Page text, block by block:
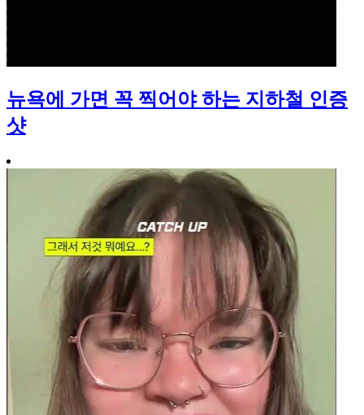
뉴욕에 가면 꼭 찍어야 하는 지하철 인증
샷